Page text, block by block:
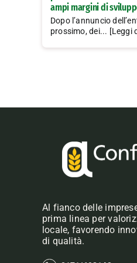
ampi margini di
Dopo l’annuncio
prossimo, dei... [Leggi
Al fianco delle
prima linea per
locale, favorendo
di qualità.